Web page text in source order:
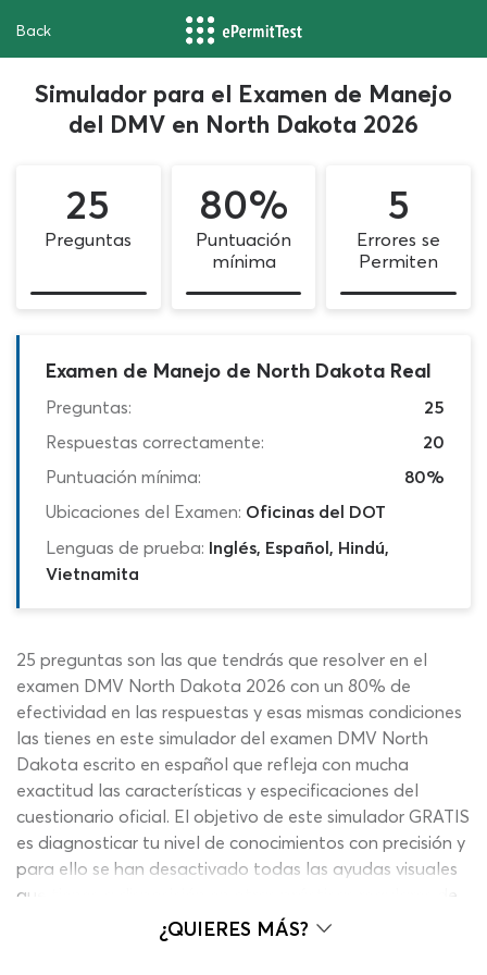
Back
Simulador para el Examen de Manejo
del DMV en North Dakota 2026
25
Preguntas
80%
Puntuación
mínima
5
Errores se
Permiten
Examen de Manejo de North Dakota Real
Preguntas:
25
Respuestas correctamente:
20
Puntuación mínima:
80%
Ubicaciones del Examen: Oficinas del DOT
Lenguas de prueba: Inglés, Español, Hindú,
Vietnamita
25 preguntas son las que tendrás que resolver en el
examen DMV North Dakota 2026 con un 80% de
efectividad en las respuestas y esas mismas condiciones
las tienes en este simulador del examen DMV North
Dakota escrito en español que refleja con mucha
exactitud las características y especificaciones del
cuestionario oficial. El objetivo de este simulador GRATIS
es diagnosticar tu nivel de conocimientos con precisión y
para ello se han desactivado todas las ayudas visuales
que tienes a disposición en otras prácticas regulares de
nuestro sitio web. Trabajarás con contenidos
actualizados y el formato exacto a través del examen
¿QUIERES MÁS?